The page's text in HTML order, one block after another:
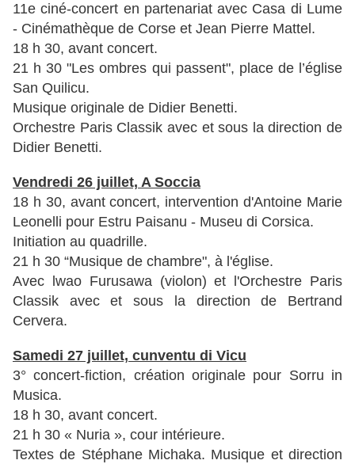
11e ciné-concert en partenariat avec Casa di Lume
- Cinémathèque de Corse et Jean Pierre Mattel.
18 h 30, avant concert.
21 h 30 "Les ombres qui passent", place de l’église
San Quilicu.
Musique originale de Didier Benetti.
Orchestre Paris Classik avec et sous la direction de
Didier Benetti.
Vendredi 26 juillet, A Soccia
18 h 30, avant concert, intervention d'Antoine Marie
Leonelli pour Estru Paisanu - Museu di Corsica.
Initiation au quadrille.
21 h 30 “Musique de chambre", à l'église.
Avec lwao Furusawa (violon) et l'Orchestre Paris
Classik avec et sous la direction de Bertrand
Cervera.
Samedi 27 juillet, cunventu di Vicu
3° concert-fiction, création originale pour Sorru in
Musica.
18 h 30, avant concert.
21 h 30 « Nuria », cour intérieure.
Textes de Stéphane Michaka. Musique et direction